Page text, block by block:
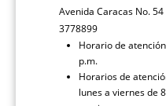
Avenida Caracas No.
3778899
Horario de
p.m.
Horarios de
lunes a viernes de